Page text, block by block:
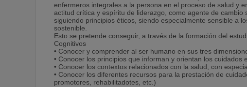
enfermeros integrales a la persona en el proceso de salud y
actitud crítica y espíritu de liderazgo, como agente de
siguiendo principios éticos, siendo especialmente sensible a
sostenible.
Esto se pretende conseguir, a través de la formación del
Cognitivos
• Conocer y comprender al ser humano en sus tres
• Conocer los principios que informan y orientan los cuidados
• Conocer los contextos relacionados con la salud, con
• Conocer los diferentes recursos para la prestación de
promotores, rehabilitadotes, etc.)